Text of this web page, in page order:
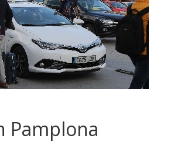
Pamplona